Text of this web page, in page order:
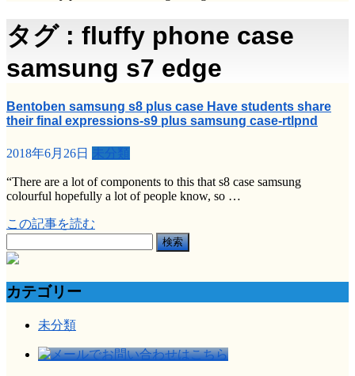
タグ : fluffy phone case
samsung s7 edge
Bentoben samsung s8 plus case Have students share
their final expressions-s9 plus samsung case-rtlpnd
2018年6月26日 未分類
“There are a lot of components to this that s8 case samsung
colourful hopefully a lot of people know, so …
この記事を読む
索:
カテゴリー
未分類